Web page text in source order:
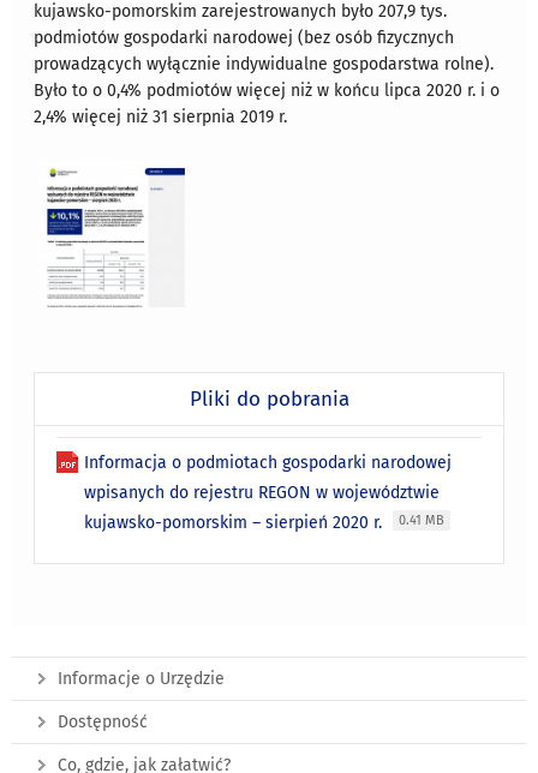
kujawsko-pomorskim zarejestrowanych było 207,9 tys.
podmiotów gospodarki narodowej (bez osób fizycznych
prowadzących wyłącznie indywidualne gospodarstwa rolne).
Było to o 0,4% podmiotów więcej niż w końcu lipca 2020 r. i o
2,4% więcej niż 31 sierpnia 2019 r.
Pliki do pobrania
Informacja o podmiotach gospodarki narodowej
wpisanych do rejestru REGON w województwie
kujawsko-pomorskim – sierpień 2020 r.
0.41 MB
Informacje o Urzędzie
Dostępność
Co, gdzie, jak załatwić?